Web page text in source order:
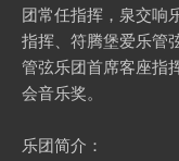
团常任指挥，泉交响
指挥、符腾堡爱乐管
管弦乐团首席客座指
会音乐奖。
乐团简介：